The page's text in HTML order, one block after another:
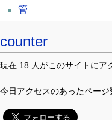
管
counter
現在 18 人がこのサイトにア
今日アクセスのあったペー